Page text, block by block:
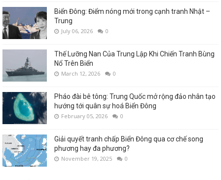
Biển Đông: Điểm nóng mới trong cạnh tranh Nhật –
Trung
July 06, 2026 0
Thế Lưỡng Nan Của Trung Lập Khi Chiến Tranh Bùng
Nổ Trên Biển
March 12, 2026 0
Pháo đài bê tông: Trung Quốc mở rộng đảo nhân tạo
hướng tới quân sự hoá Biển Đông
February 05, 2026 0
Giải quyết tranh chấp Biển Đông qua cơ chế song
phương hay đa phương?
November 19, 2025 0